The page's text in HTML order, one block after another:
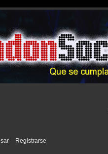
Registrarse